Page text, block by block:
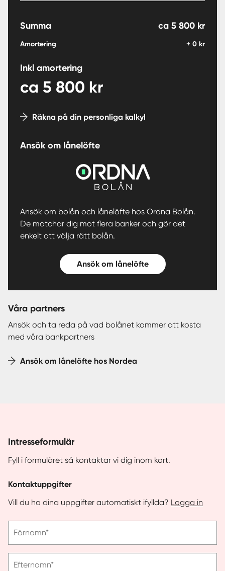
Summa ca 5 800 kr
Amortering + 0 kr
Inkl amortering
ca 5 800 kr
Räkna på din personliga kalkyl
Ansök om lånelöfte
Ansök om bolån och lånelöfte hos Ordna Bolån.
De matchar dig mot flera banker och gör det
enkelt att välja rätt bolån.
Ansök om lånelöfte
Våra partners
Ansök och ta reda på vad bolånet kommer att kosta
med våra bankpartners
Ansök om lånelöfte hos Nordea
Intresseformulär
Fyll i formuläret så kontaktar vi dig inom kort.
Kontaktuppgifter
Vill du ha dina uppgifter automatiskt ifyllda? Logga in
ange
Förnamn*
Efternamn*